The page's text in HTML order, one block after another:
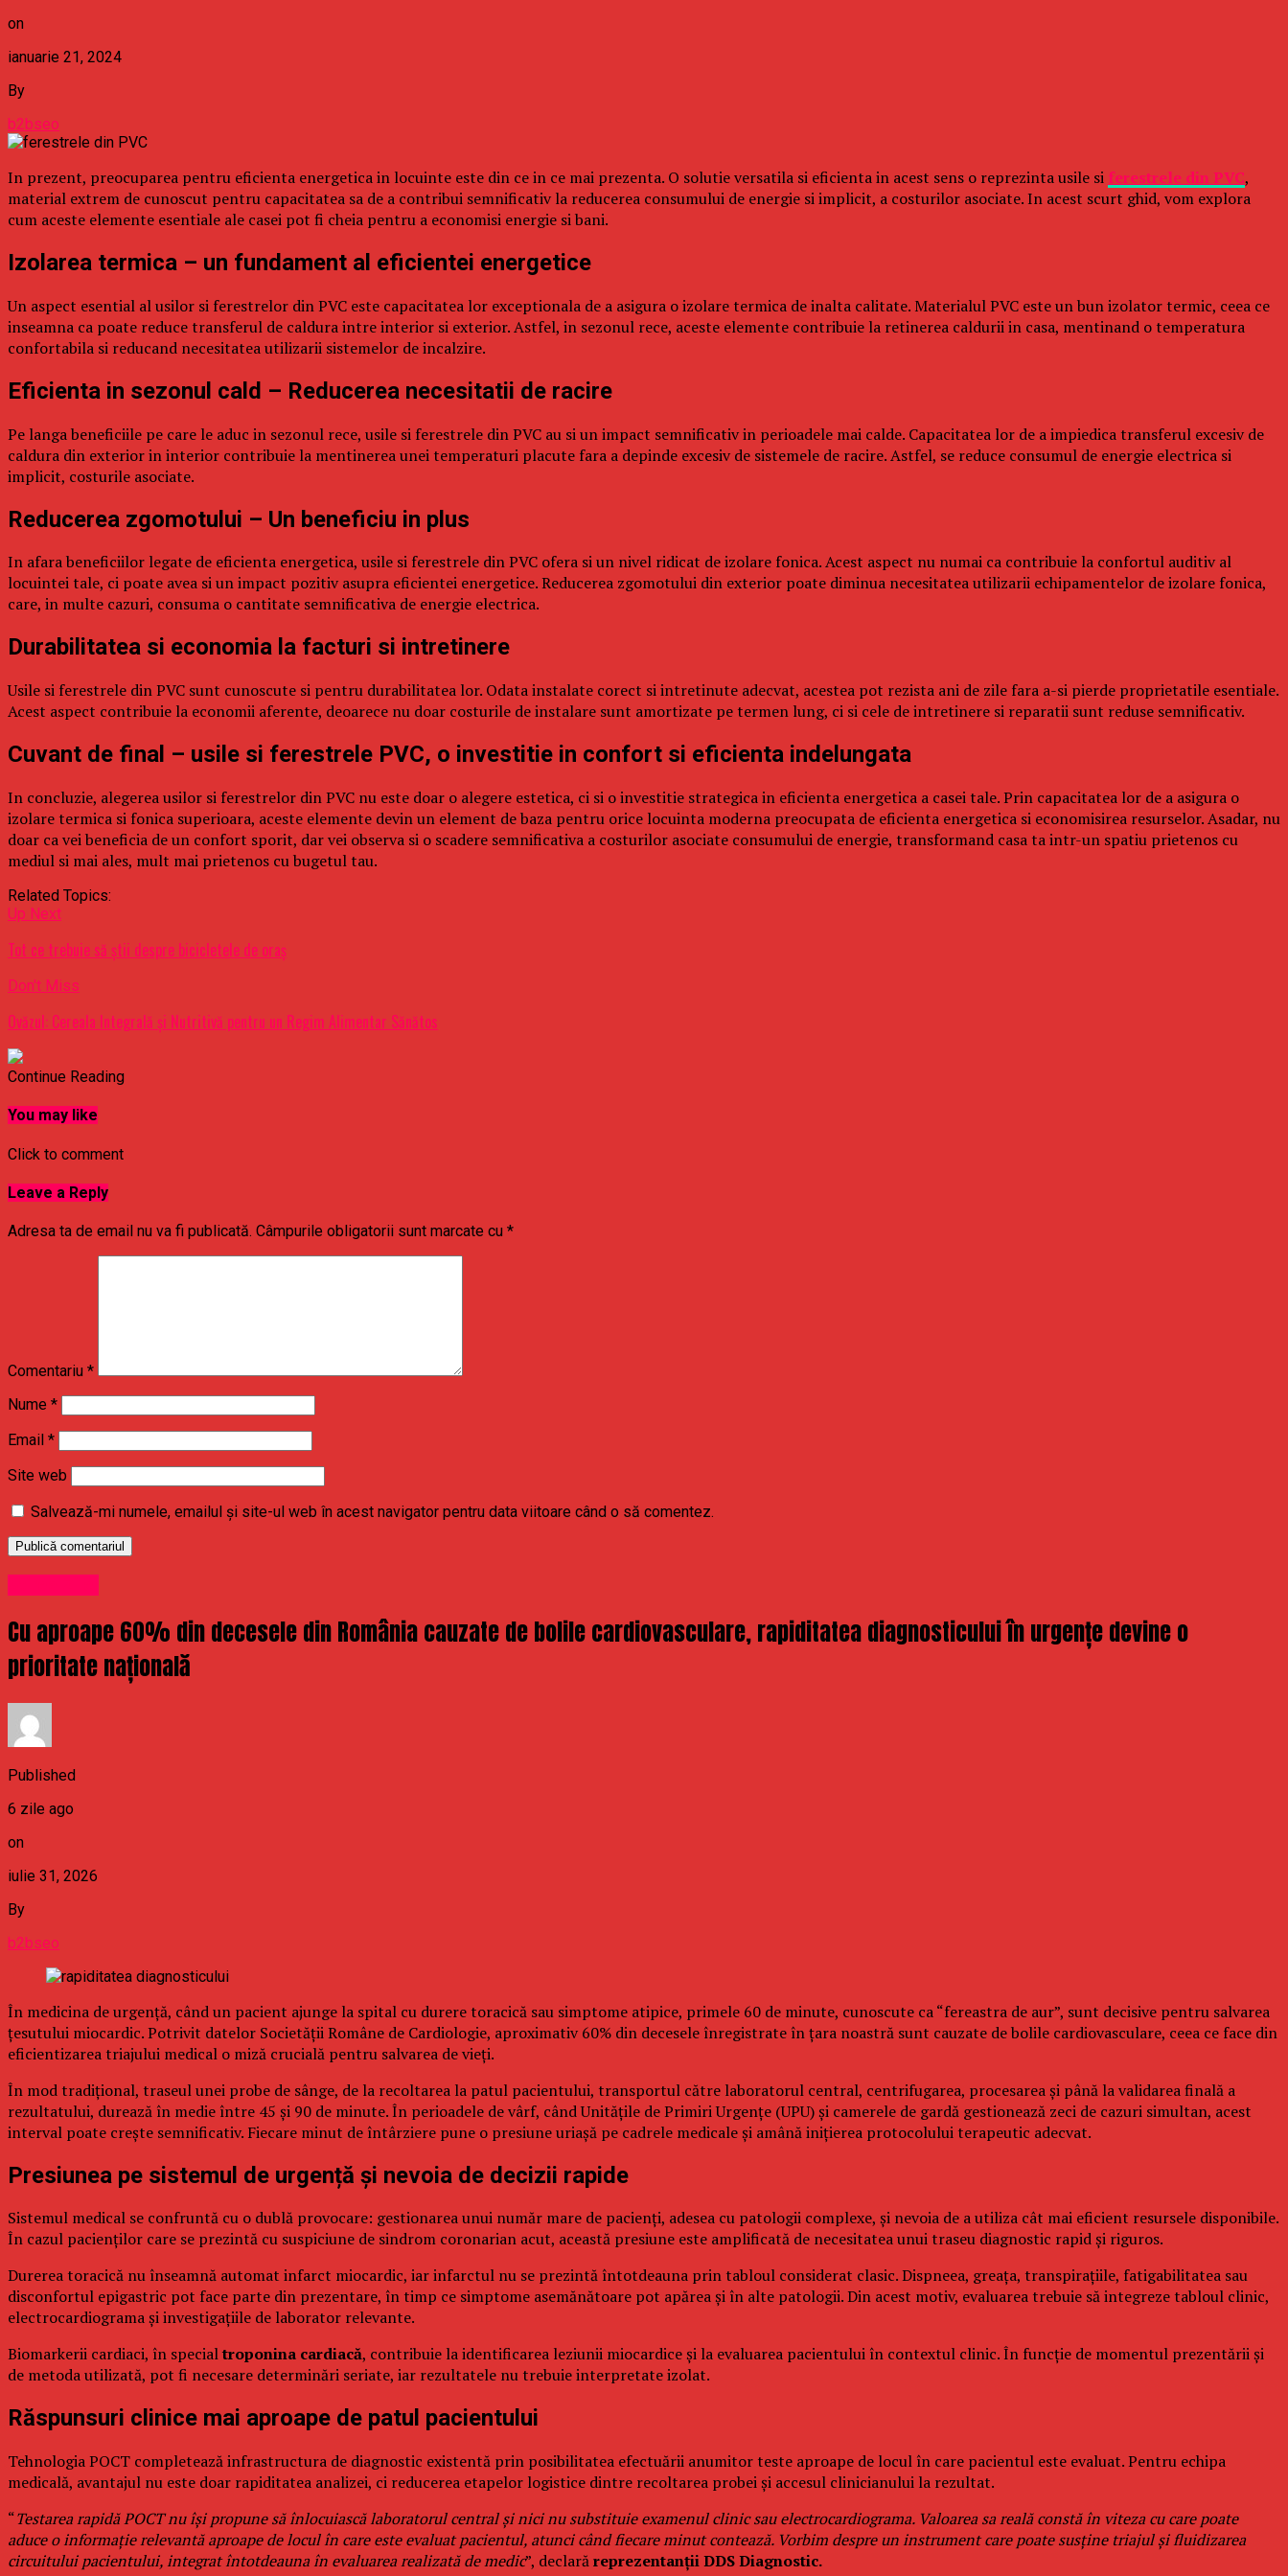
on
ianuarie 21, 2024
By
b2bseo
In prezent, preocuparea pentru eficienta energetica in locuinte este din ce in ce mai prezenta. O solutie versatila si eficienta in acest sens o reprezinta usile si ferestrele din PVC,
material extrem de cunoscut pentru capacitatea sa de a contribui semnificativ la reducerea consumului de energie si implicit, a costurilor asociate. In acest scurt ghid, vom explora
cum aceste elemente esentiale ale casei pot fi cheia pentru a economisi energie si bani.
Izolarea termica – un fundament al eficientei energetice
Un aspect esential al usilor si ferestrelor din PVC este capacitatea lor exceptionala de a asigura o izolare termica de inalta calitate. Materialul PVC este un bun izolator termic, ceea ce
inseamna ca poate reduce transferul de caldura intre interior si exterior. Astfel, in sezonul rece, aceste elemente contribuie la retinerea caldurii in casa, mentinand o temperatura
confortabila si reducand necesitatea utilizarii sistemelor de incalzire.
Eficienta in sezonul cald – Reducerea necesitatii de racire
Pe langa beneficiile pe care le aduc in sezonul rece, usile si ferestrele din PVC au si un impact semnificativ in perioadele mai calde. Capacitatea lor de a impiedica transferul excesiv de
caldura din exterior in interior contribuie la mentinerea unei temperaturi placute fara a depinde excesiv de sistemele de racire. Astfel, se reduce consumul de energie electrica si
implicit, costurile asociate.
Reducerea zgomotului – Un beneficiu in plus
In afara beneficiilor legate de eficienta energetica, usile si ferestrele din PVC ofera si un nivel ridicat de izolare fonica. Acest aspect nu numai ca contribuie la confortul auditiv al
locuintei tale, ci poate avea si un impact pozitiv asupra eficientei energetice. Reducerea zgomotului din exterior poate diminua necesitatea utilizarii echipamentelor de izolare fonica,
care, in multe cazuri, consuma o cantitate semnificativa de energie electrica.
Durabilitatea si economia la facturi si intretinere
Usile si ferestrele din PVC sunt cunoscute si pentru durabilitatea lor. Odata instalate corect si intretinute adecvat, acestea pot rezista ani de zile fara a-si pierde proprietatile esentiale.
Acest aspect contribuie la economii aferente, deoarece nu doar costurile de instalare sunt amortizate pe termen lung, ci si cele de intretinere si reparatii sunt reduse semnificativ.
Cuvant de final – usile si ferestrele PVC, o investitie in confort si eficienta indelungata
In concluzie, alegerea usilor si ferestrelor din PVC nu este doar o alegere estetica, ci si o investitie strategica in eficienta energetica a casei tale. Prin capacitatea lor de a asigura o
izolare termica si fonica superioara, aceste elemente devin un element de baza pentru orice locuinta moderna preocupata de eficienta energetica si economisirea resurselor. Asadar, nu
doar ca vei beneficia de un confort sporit, dar vei observa si o scadere semnificativa a costurilor asociate consumului de energie, transformand casa ta intr-un spatiu prietenos cu
mediul si mai ales, mult mai prietenos cu bugetul tau.
Related Topics:
Up Next
Tot ce trebuie să știi despre bicicletele de oraș
Don't Miss
Ovăzul: Cereala Integrală și Nutritivă pentru un Regim Alimentar Sănătos
Continue Reading
You may like
Click to comment
Leave a Reply
Adresa ta de email nu va fi publicată. Câmpurile obligatorii sunt marcate cu *
Comentariu *
Nume *
Email *
Site web
Salvează-mi numele, emailul și site-ul web în acest navigator pentru data viitoare când o să comentez.
Cu aproape 60% din decesele din România cauzate de bolile cardiovasculare, rapiditatea diagnosticului în urgențe devine o
prioritate națională
Published
6 zile ago
on
iulie 31, 2026
By
b2bseo
În medicina de urgență, când un pacient ajunge la spital cu durere toracică sau simptome atipice, primele 60 de minute, cunoscute ca “fereastra de aur”, sunt decisive pentru salvarea
țesutului miocardic. Potrivit datelor Societății Române de Cardiologie, aproximativ 60% din decesele înregistrate în țara noastră sunt cauzate de bolile cardiovasculare, ceea ce face din
eficientizarea triajului medical o miză crucială pentru salvarea de vieți.
În mod tradițional, traseul unei probe de sânge, de la recoltarea la patul pacientului, transportul către laboratorul central, centrifugarea, procesarea și până la validarea finală a
rezultatului, durează în medie între 45 și 90 de minute. În perioadele de vârf, când Unitățile de Primiri Urgențe (UPU) și camerele de gardă gestionează zeci de cazuri simultan, acest
interval poate crește semnificativ. Fiecare minut de întârziere pune o presiune uriașă pe cadrele medicale și amână inițierea protocolului terapeutic adecvat.
Presiunea pe sistemul de urgență și nevoia de decizii rapide
Sistemul medical se confruntă cu o dublă provocare: gestionarea unui număr mare de pacienți, adesea cu patologii complexe, și nevoia de a utiliza cât mai eficient resursele disponibile.
În cazul pacienților care se prezintă cu suspiciune de sindrom coronarian acut, această presiune este amplificată de necesitatea unui traseu diagnostic rapid și riguros.
Durerea toracică nu înseamnă automat infarct miocardic, iar infarctul nu se prezintă întotdeauna prin tabloul considerat clasic. Dispneea, greața, transpirațiile, fatigabilitatea sau
disconfortul epigastric pot face parte din prezentare, în timp ce simptome asemănătoare pot apărea și în alte patologii. Din acest motiv, evaluarea trebuie să integreze tabloul clinic,
electrocardiograma și investigațiile de laborator relevante.
Biomarkerii cardiaci, în specialtroponina cardiacă, contribuie la identificarea leziunii miocardice și la evaluarea pacientului în contextul clinic. În funcție de momentul prezentării și
de metoda utilizată, pot fi necesare determinări seriate, iar rezultatele nu trebuie interpretate izolat.
Răspunsuri clinice mai aproape de patul pacientului
Tehnologia POCT completează infrastructura de diagnostic existentă prin posibilitatea efectuării anumitor teste aproape de locul în care pacientul este evaluat. Pentru echipa
medicală, avantajul nu este doar rapiditatea analizei, ci reducerea etapelor logistice dintre recoltarea probei și accesul clinicianului la rezultat.
“Testarea rapidă POCT nu își propune să înlocuiască laboratorul central și nici nu substituie examenul clinic sau electrocardiograma. Valoarea sa reală constă în viteza cu care poate
aduce o informație relevantă aproape de locul în care este evaluat pacientul, atunci când fiecare minut contează. Vorbim despre un instrument care poate susține triajul și fluidizarea
circuitului pacientului, integrat întotdeauna în evaluarea realizată de medic”, declarăreprezentanții DDS Diagnostic.